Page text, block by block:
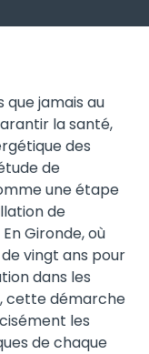
que jamais au
la santé,
des
de
une étape
de
Gironde, où
vingt ans pour
dans les
cette démarche
les
de chaque